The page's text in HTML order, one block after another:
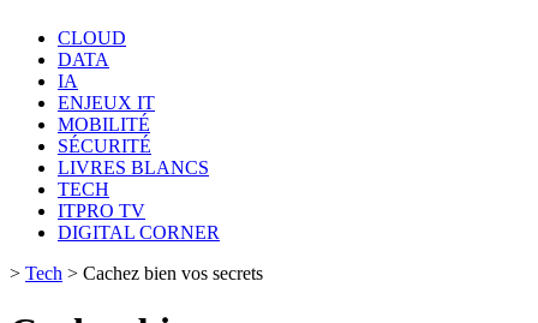
CLOUD
DATA
IA
ENJEUX IT
MOBILITÉ
SÉCURITÉ
LIVRES BLANCS
TECH
ITPRO TV
DIGITAL CORNER
> Tech > Cachez bien vos secrets